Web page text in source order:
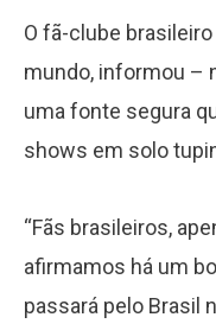
O fã-clube
mundo, informou –
uma fonte segura
shows em solo
“Fãs brasileiros,
afirmamos há um
passará pelo Brasil